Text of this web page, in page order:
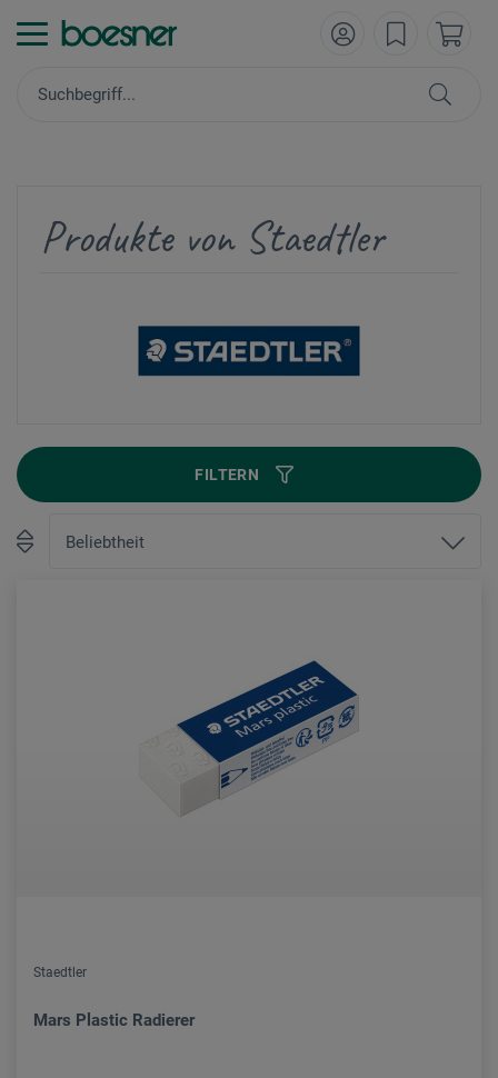
Produkte von Staedtler
FILTERN
Staedtler
Mars Plastic Radierer